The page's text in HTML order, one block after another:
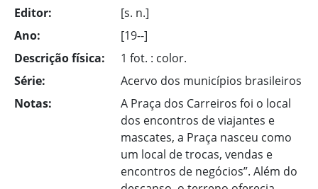
Editor:
[s. n.]
Ano:
[19--]
Descrição física:
1 fot. : color.
Série:
Acervo dos municípios brasileiros
Notas:
A Praça dos Carreiros foi o local
dos encontros de viajantes e
mascates, a Praça nasceu como
um local de trocas, vendas e
encontros de negócios”. Além do